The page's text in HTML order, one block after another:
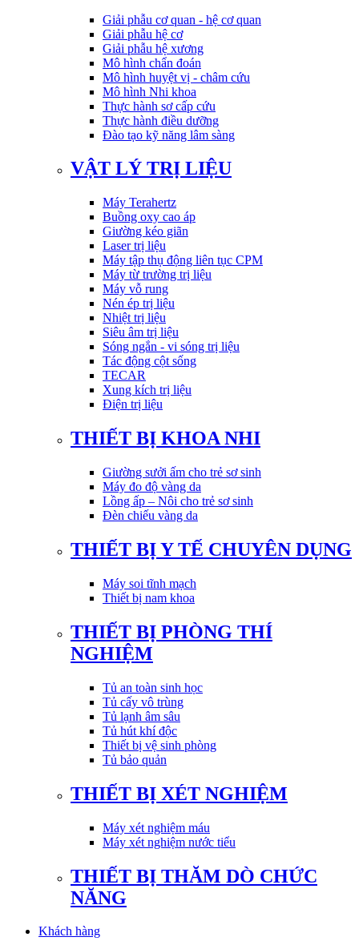
Giải phẫu cơ quan - hệ cơ quan
Giải phẫu hệ cơ
Giải phẫu hệ xương
Mô hình chẩn đoán
Mô hình huyệt vị - châm cứu
Mô hình Nhi khoa
Thực hành sơ cấp cứu
Thực hành điều dưỡng
Đào tạo kỹ năng lâm sàng
VẬT LÝ TRỊ LIỆU
Máy Terahertz
Buồng oxy cao áp
Giường kéo giãn
Laser trị liệu
Máy tập thụ động liên tục CPM
Máy từ trường trị liệu
Máy vỗ rung
Nén ép trị liệu
Nhiệt trị liệu
Siêu âm trị liệu
Sóng ngắn - vi sóng trị liệu
Tác động cột sống
TECAR
Xung kích trị liệu
Điện trị liệu
THIẾT BỊ KHOA NHI
Giường sưởi ấm cho trẻ sơ sinh
Máy đo độ vàng da
Lồng ấp – Nôi cho trẻ sơ sinh
Đèn chiếu vàng da
THIẾT BỊ Y TẾ CHUYÊN DỤNG
Máy soi tĩnh mạch
Thiết bị nam khoa
THIẾT BỊ PHÒNG THÍ
NGHIỆM
Tủ an toàn sinh học
Tủ cấy vô trùng
Tủ lạnh âm sâu
Tủ hút khí độc
Thiết bị vệ sinh phòng
Tủ bảo quản
THIẾT BỊ XÉT NGHIỆM
Máy xét nghiệm máu
Máy xét nghiệm nước tiểu
THIẾT BỊ THĂM DÒ CHỨC
NĂNG
Khách hàng